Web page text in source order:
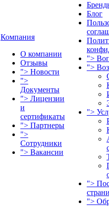
Компания
О компании
Отзывы
"> Новости
">
Документы
"> Лицензии
и
сертификаты
"> Партнеры
">
Сотрудники
"> Вакансии
Блог
">
">
">
">
">